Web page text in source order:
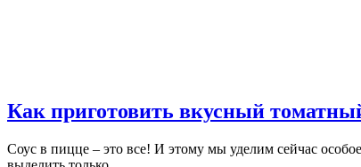
Как приготовить вкусный
Соус в пицце – это все! И этому мы уделим сейчас